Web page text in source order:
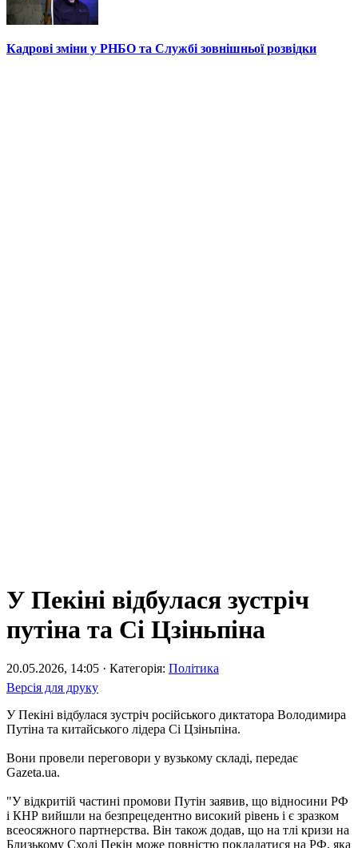
Кадрові зміни у РНБО та Службі зовнішньої розвідки
У Пекіні відбулася зустріч
путіна та Сі Цзіньпіна
20.05.2026, 14:05 · Категорія: Політика
Версія для друку
У Пекіні відбулася зустріч російського диктатора Володимира
Путіна та китайського лідера Сі Цзіньпіна.
Вони провели переговори у вузькому складі, передає
Gazeta.ua.
"У відкритій частині промови Путін заявив, що відносини РФ
і КНР вийшли на безпрецедентно високий рівень і є зразком
всеосяжного партнерства. Він також додав, що на тлі кризи на
Близькому Сході Пекін може повністю покладатися на РФ, яка